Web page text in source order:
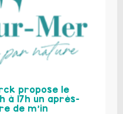
propose le
à 17h un après-
de m’in